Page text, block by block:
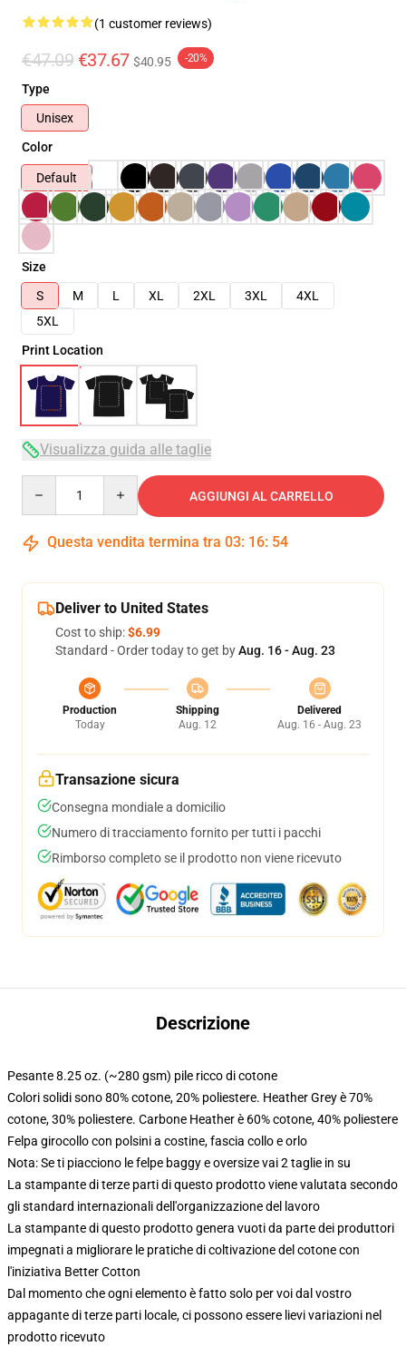
(1 customer reviews)
€47.09 €37.67 $40.95 -20%
Type
Unisex
Color
Default
Size
S
M L XL 2XL 3XL
4XL
5XL
Print Location
Visualizza guida alle taglie
AGGIUNGI AL CARRELLO
Questa vendita termina tra 03: 16: 54
Deliver to United States
Cost to ship:$6.99
Standard - Order today to get byAug. 16 - Aug. 23
Production
Today
Shipping
Aug. 12
Delivered
Aug. 16 - Aug. 23
Transazione sicura
Consegna mondiale a domicilio
Numero di tracciamento fornito per tutti i pacchi
Rimborso completo se il prodotto non viene ricevuto
Descrizione
Pesante 8.25 oz. (~280 gsm) pile ricco di cotone
Colori solidi sono 80% cotone, 20% poliestere. Heather Grey è 70%
cotone, 30% poliestere. Carbone Heather è 60% cotone, 40% poliestere
Felpa girocollo con polsini a costine, fascia collo e orlo
Nota: Se ti piacciono le felpe baggy e oversize vai 2 taglie in su
La stampante di terze parti di questo prodotto viene valutata secondo
gli standard internazionali dell'organizzazione del lavoro
La stampante di questo prodotto genera vuoti da parte dei produttori
impegnati a migliorare le pratiche di coltivazione del cotone con
l'iniziativa Better Cotton
Dal momento che ogni elemento è fatto solo per voi dal vostro
appagante di terze parti locale, ci possono essere lievi variazioni nel
prodotto ricevuto